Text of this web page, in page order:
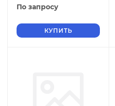
По запросу
КУПИТЬ